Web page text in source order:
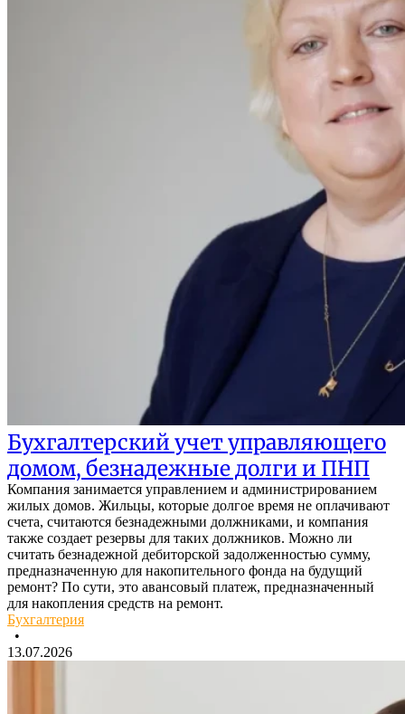
Бухгалтерский учет управляющего
домом, безнадежные долги и ПНП
Компания занимается управлением и администрированием
жилых домов. Жильцы, которые долгое время не оплачивают
счета, считаются безнадежными должниками, и компания
также создает резервы для таких должников. Можно ли
считать безнадежной дебиторской задолженностью сумму,
предназначенную для накопительного фонда на будущий
ремонт? По сути, это авансовый платеж, предназначенный
для накопления средств на ремонт.
Бухгалтерия
•
13.07.2026